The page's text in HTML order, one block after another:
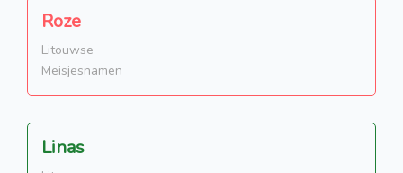
Roze
Litouwse
Meisjesnamen
Linas